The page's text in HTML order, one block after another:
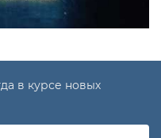
в курсе новых